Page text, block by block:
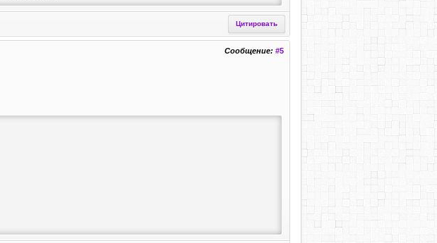
Цитировать
Сообщение: #5